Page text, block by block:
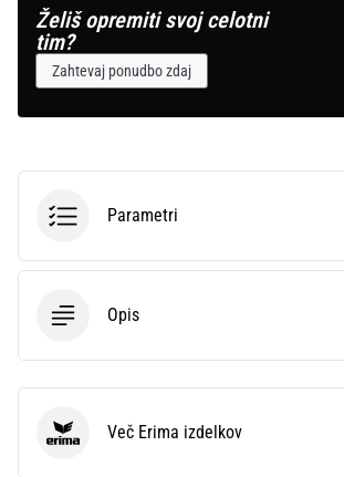
Želiš opremiti svoj celotni
tim?
Zahtevaj ponudbo zdaj
Parametri
Opis
Erima Več Erima izdelkov